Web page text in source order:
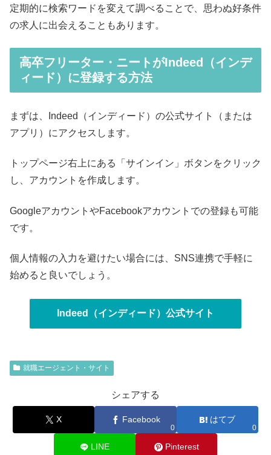
定期的に検索ワードを変えて調べることで、思わぬ好条件
の求人に出会えることもあります。
高卒フリーター・ニートがIndeed（インデ
ィード）に登録する方法
まずは、Indeed（インディード）の公式サイト（または
アプリ）にアクセスします。
トップページ右上にある「サインイン」ボタンをクリック
し、アカウントを作成します。
GoogleアカウントやFacebookアカウントでの登録も可能
です。
個人情報の入力を避けたい場合には、SNS連携で手軽に
始めると良いでしょう。
Indeed（インディード）公式サイト
就職エージェント・サイト
シェアする
X Facebook
0
はてブ
0
LINE Pinterest